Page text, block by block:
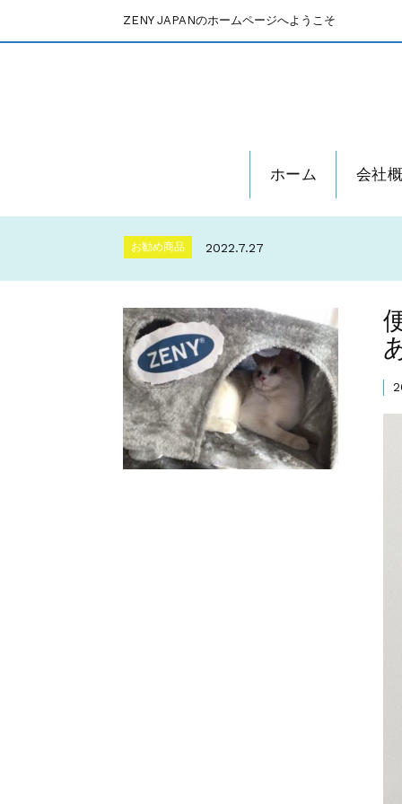
ZENY JAPANのホームページへようこそ
ホーム 会社
「auＰＡＹマーケット
2023.3.22 ビュッフェ に
ひょっこり逃げてしまった猫ちゃんの保護、
簡単で安全なのが人気です！
お勧め商品 2022.6.2 背もたれ付きのカウン
お知らせ 2022.2.16 ～新生活の家具、自分
お知らせ 2021.12.7 「auＰＡＹマーケット
Uncategorized 2023.3.22 ビュッフェ に使
お勧め商品
2022.7.27
ひょっこり逃げてしまった猫ちゃんの保護、お
簡単で安全なのが人気です！
お勧め商品 2022.6.2 背もたれ付きのカウン
お知らせ 2022.2.16 ～新生活の家具、自分